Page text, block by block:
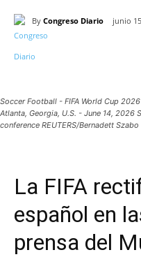
By Congreso Diario junio
Soccer Football - FIFA World Cup
Atlanta, Georgia, U.S. - June 14, 2026
conference REUTERS/Bernadett Szabo
La FIFA
español en
prensa del